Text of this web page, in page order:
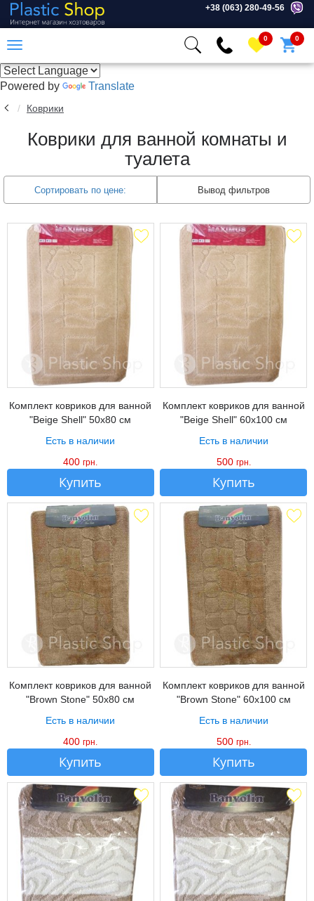
+38 (063) 280-49-56
0 0
Powered by Translate
Коврики
Коврики для ванной комнаты и
туалета
Сортировать по цене: Вывод фильтров
Комплект ковриков для ванной
"Beige Shell" 50х80 см
Есть в наличии
400грн.
Купить
Комплект ковриков для ванной
"Beige Shell" 60х100 см
Есть в наличии
500 грн.
Купить
Комплект ковриков для ванной
"Brown Stone" 50х80 см
Есть в наличии
400грн.
Купить
Комплект ковриков для ванной
"Brown Stone" 60х100 см
Есть в наличии
500 грн.
Купить